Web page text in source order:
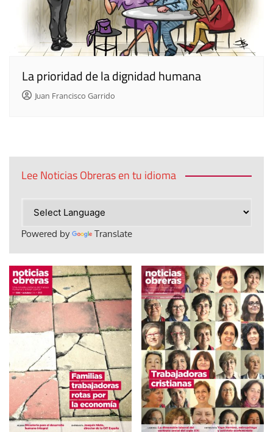
La prioridad de la dignidad humana
Juan Francisco Garrido
Lee Noticias Obreras en tu idioma
Powered by Translate